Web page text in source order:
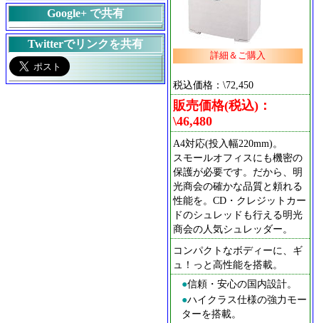
詳細＆ご購入
税込価格：\72,450
販売価格(税込)：
\46,480
A4対応(投入幅220mm)。
スモールオフィスにも機密の
保護が必要です。だから、明
光商会の確かな品質と頼れる
性能を。CD・クレジットカー
ドのシュレッドも行える明光
商会の人気シュレッダー。
コンパクトなボディーに、ギ
ュ！っと高性能を搭載。
●信頼・安心の国内設計。
●ハイクラス仕様の強力モー
ターを搭載。
Google+ で共有
Twitterでリンクを共有